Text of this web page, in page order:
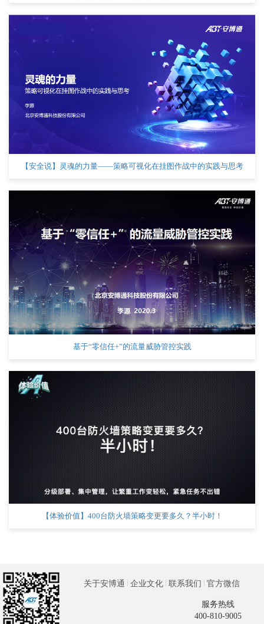
【安全说】灵魂的力量——策略可视化在挂图作战中的实践与思考
基于“零信任+”的流量威胁管控实践
【体验价值】400台防火墙策略变更要多久？半小时！
关于安博通 企业文化 联系我们 官方微信
服务热线
400-810-9005